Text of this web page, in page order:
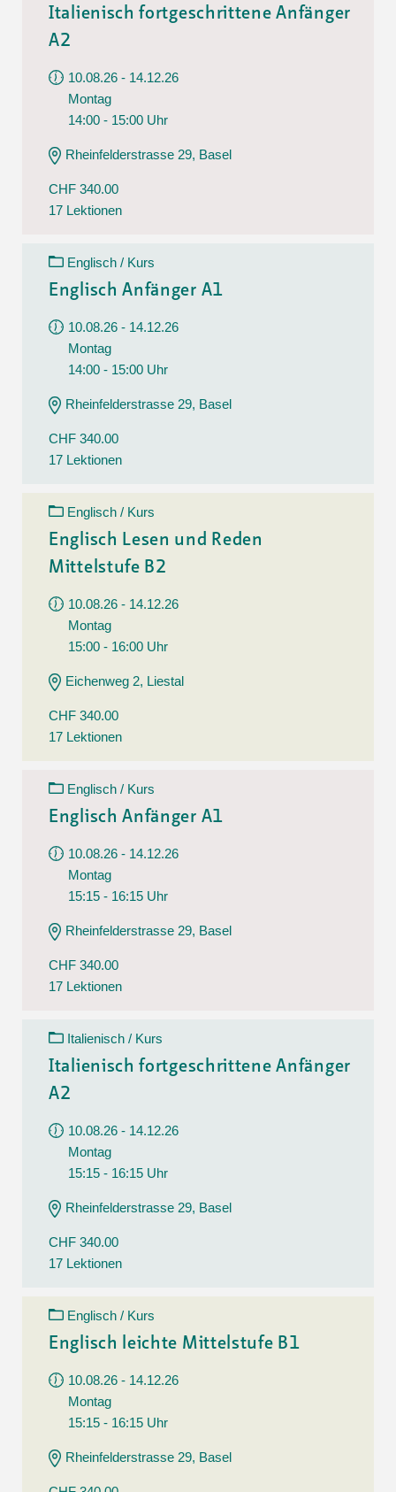
Italienisch fortgeschrittene Anfänger
A2
10.08.26 - 14.12.26
Montag
14:00 - 15:00 Uhr
Rheinfelderstrasse 29, Basel
CHF 340.00
17 Lektionen
Englisch / Kurs
Englisch Anfänger A1
10.08.26 - 14.12.26
Montag
14:00 - 15:00 Uhr
Rheinfelderstrasse 29, Basel
CHF 340.00
17 Lektionen
Englisch / Kurs
Englisch Lesen und Reden
Mittelstufe B2
10.08.26 - 14.12.26
Montag
15:00 - 16:00 Uhr
Eichenweg 2, Liestal
CHF 340.00
17 Lektionen
Englisch / Kurs
Englisch Anfänger A1
10.08.26 - 14.12.26
Montag
15:15 - 16:15 Uhr
Rheinfelderstrasse 29, Basel
CHF 340.00
17 Lektionen
Italienisch / Kurs
Italienisch fortgeschrittene Anfänger
A2
10.08.26 - 14.12.26
Montag
15:15 - 16:15 Uhr
Rheinfelderstrasse 29, Basel
CHF 340.00
17 Lektionen
Englisch / Kurs
Englisch leichte Mittelstufe B1
10.08.26 - 14.12.26
Montag
15:15 - 16:15 Uhr
Rheinfelderstrasse 29, Basel